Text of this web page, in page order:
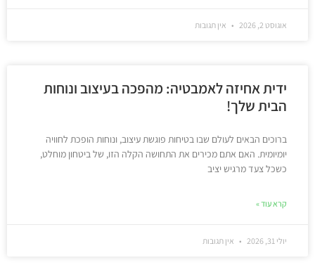
אוגוסט 2, 2026 אין תגובות
ידית אחיזה לאמבטיה: מהפכה בעיצוב ונוחות
הבית שלך!
ברוכים הבאים לעולם שבו בטיחות פוגשת עיצוב, ונוחות הופכת לחוויה
יומיומית. האם אתם מכירים את התחושה הקלה הזו, של ביטחון מוחלט,
כשכל צעד מרגיש יציב
קרא עוד »
יולי 31, 2026 אין תגובות